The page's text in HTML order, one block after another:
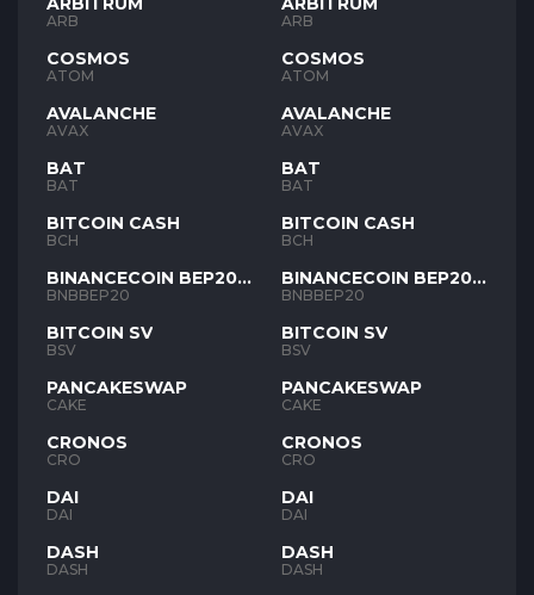
ARB
COSMOS
ATOM
AVALANCHE
AVAX
BAT
BAT
BITCOIN CASH
BCH
BINANCECOIN BEP20
BNB
BNBBEP20
BITCOIN SV
BSV
PANCAKESWAP
CAKE
CRONOS
CRO
DAI
DAI
DASH
DASH
ARB
COSMOS
ATOM
AVALANCHE
AVAX
BAT
BAT
BITCOIN CASH
BCH
BINANCECOIN BEP20
BNB
BNBBEP20
BITCOIN SV
BSV
PANCAKESWAP
CAKE
CRONOS
CRO
DAI
DAI
DASH
DASH